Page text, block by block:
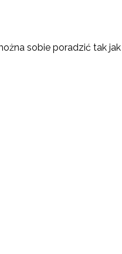
sobie poradzić tak jak